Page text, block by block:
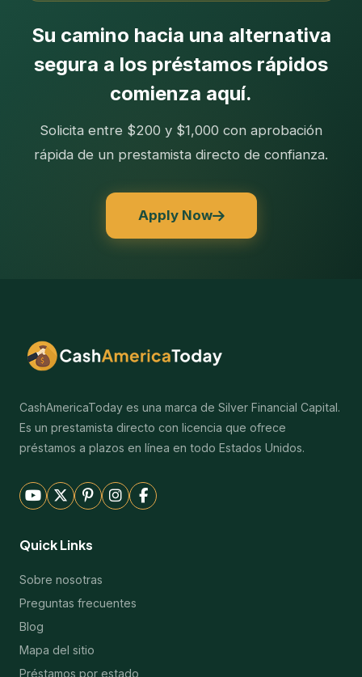
Su camino hacia una alternativa
segura a los préstamos rápidos
comienza aquí.
Solicita entre $200 y $1,000 con aprobación
rápida de un prestamista directo de confianza.
Apply Now
CashAmericaToday es una marca de Silver Financial Capital.
Es un prestamista directo con licencia que ofrece
préstamos a plazos en línea en todo Estados Unidos.
Quick Links
Sobre nosotras
Preguntas frecuentes
Blog
Mapa del sitio
Préstamos por estado